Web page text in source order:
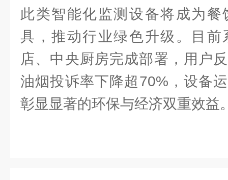
此类智能化监测设备将成为
具，推动行业绿色升级。目前
店、中央厨房完成部署，用户
油烟投诉率下降超70%，设备
彰显显著的环保与经济双重效益